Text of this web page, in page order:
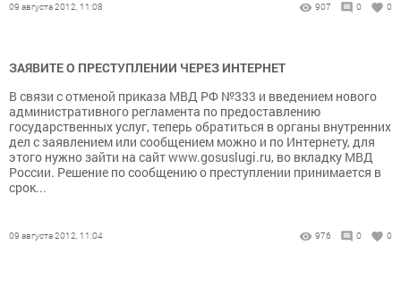
09 августа 2012, 11:08 907 0 0
ЗАЯВИТЕ О ПРЕСТУПЛЕНИИ ЧЕРЕЗ ИНТЕРНЕТ
В связи с отменой приказа МВД РФ №333 и введением нового
административного регламента по предоставлению
государственных услуг, теперь обратиться в органы внутренних
дел с заявлением или сообщением можно и по Интернету, для
этого нужно зайти на сайт www.gosuslugi.ru, во вкладку МВД
России. Решение по сообщению о преступлении принимается в
срок...
09 августа 2012, 11:04 976 0 0